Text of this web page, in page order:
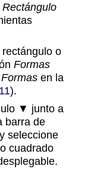
Rectángulo
o
Formas
Formas en la
).
▼ junto a
barra de
y seleccione
cuadrado